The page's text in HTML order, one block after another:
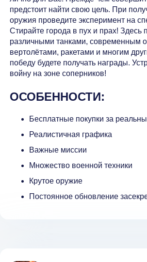
предстоит найти свою цель. При
оружия проведите эксперимент на
Стирайте города в пух и прах! Здесь
различными танками, современным
вертолётами, ракетами и многим
победу будете получать награды.
войну на зоне соперников!
ОСОБЕННОСТИ:
Бесплатные покупки за
Реалистичная графика
Важные миссии
Множество военной техники
Крутое оружие
Постоянное обновление